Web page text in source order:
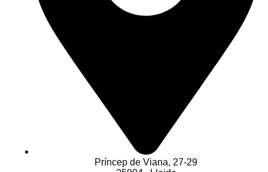
Príncep de Viana, 27-29